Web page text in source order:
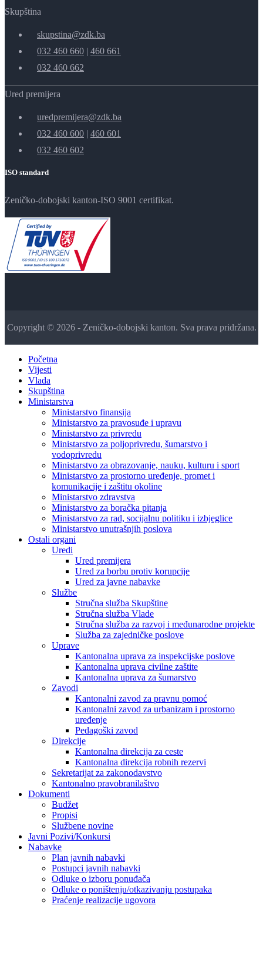
Skupština
skupstina@zdk.ba
032 460 660 | 460 661
032 460 662
Ured premijera
uredpremijera@zdk.ba
032 460 600 | 460 601
032 460 602
ISO standard
Zeničko-dobojski kanton-ISO 9001 certifikat.
Copyright © 2026 - Zeničko-dobojski kanton. Sva prava pridržana.
Početna
Vijesti
Vlada
Skupština
Ministarstva
Ministarstvo finansija
Ministarstvo za pravosuđe i upravu
Ministarstvo za privredu
Ministarstvo za poljoprivredu, šumarstvo i
vodoprivredu
Ministarstvo za obrazovanje, nauku, kulturu i sport
Ministarstvo za prostorno uređenje, promet i
komunikacije i zaštitu okoline
Ministarstvo zdravstva
Ministarstvo za boračka pitanja
Ministarstvo za rad, socijalnu politiku i izbjeglice
Ministarstvo unutrašnjih poslova
Ostali organi
Uredi
Ured premijera
Ured za borbu protiv korupcije
Ured za javne nabavke
Službe
Stručna služba Skupštine
Stručna služba Vlade
Stručna služba za razvoj i međunarodne projekte
Služba za zajedničke poslove
Uprave
Kantonalna uprava za inspekcijske poslove
Kantonalna uprava civilne zaštite
Kantonalna uprava za šumarstvo
Zavodi
Kantonalni zavod za pravnu pomoć
Kantonalni zavod za urbanizam i prostorno
uređenje
Pedagoški zavod
Direkcije
Kantonalna direkcija za ceste
Kantonalna direkcija robnih rezervi
Sekretarijat za zakonodavstvo
Kantonalno pravobranilaštvo
Dokumenti
Budžet
Propisi
Službene novine
Javni Pozivi/Konkursi
Nabavke
Plan javnih nabavki
Postupci javnih nabavki
Odluke o izboru ponuđača
Odluke o poništenju/otkazivanju postupaka
Praćenje realizacije ugovora